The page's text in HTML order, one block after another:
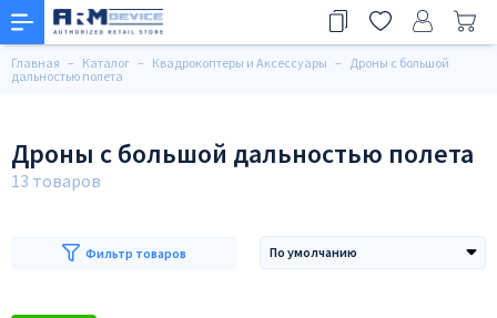
Главная Каталог Квадрокоптеры и Аксессуары
Дроны с большой
дальностью полета
Дроны с большой дальностью полета
Фильтр товаров